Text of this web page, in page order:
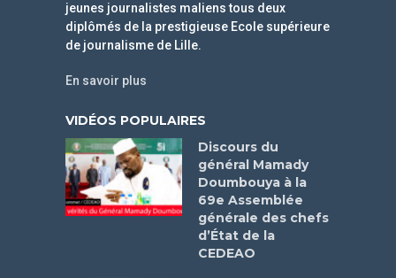
jeunes journalistes maliens tous deux
diplômés de la prestigieuse Ecole supérieure
de journalisme de Lille.
En savoir plus
VIDÉOS POPULAIRES
Discours du
général Mamady
Doumbouya à la
69e Assemblée
générale des chefs
d’État de la
CEDEAO